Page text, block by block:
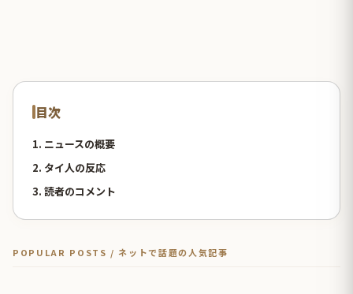
目次
1. ニュースの概要
2. タイ人の反応
3. 読者のコメント
POPULAR POSTS / ネットで話題の人気記事